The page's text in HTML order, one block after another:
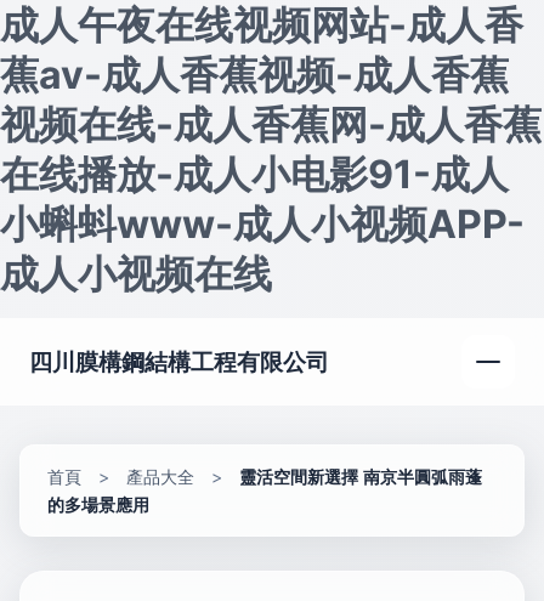
成人午夜在线视频网站-成人香
蕉av-成人香蕉视频-成人香蕉
视频在线-成人香蕉网-成人香蕉
在线播放-成人小电影91-成人
小蝌蚪www-成人小视频APP-
成人小视频在线
四川膜構鋼結構工程有限公司
首頁 > 產品大全 >
靈活空間新選擇 南京半圓弧雨蓬
的多場景應用